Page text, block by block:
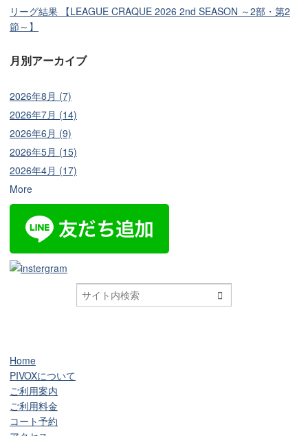
リーグ結果 【LEAGUE CRAQUE 2026 2nd SEASON ～2部・第2
節～】
月別アーカイブ
2026年8月 (7)
2026年7月 (14)
2026年6月 (9)
2026年5月 (15)
2026年4月 (17)
More

Home
PIVOXについて
ご利用案内
ご利用料金
コート予約